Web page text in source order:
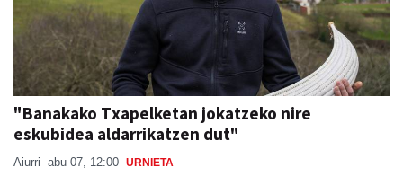
"Banakako Txapelketan jokatzeko nire
eskubidea aldarrikatzen dut"
Aiurri abu 07, 12:00 URNIETA